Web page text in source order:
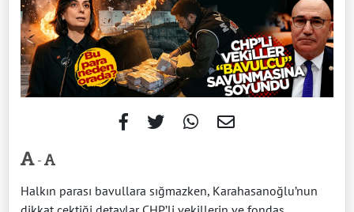
-
Halkın parası bavullara sığmazken, Karahasanoğlu’nun